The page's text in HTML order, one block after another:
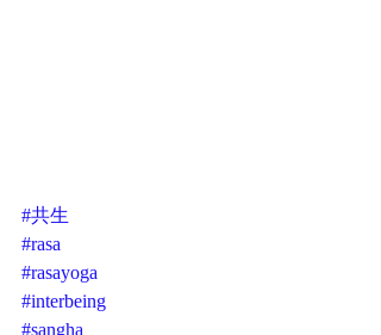
#共生
#rasa
#rasayoga
#interbeing
#sangha